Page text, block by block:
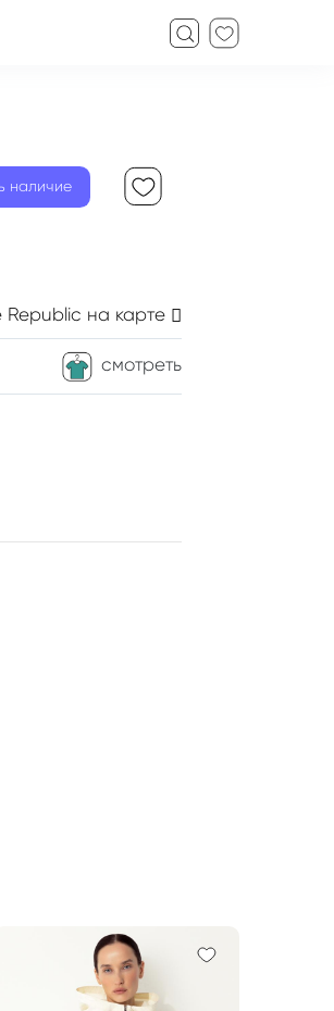
наличие
Republic на карте
смотреть